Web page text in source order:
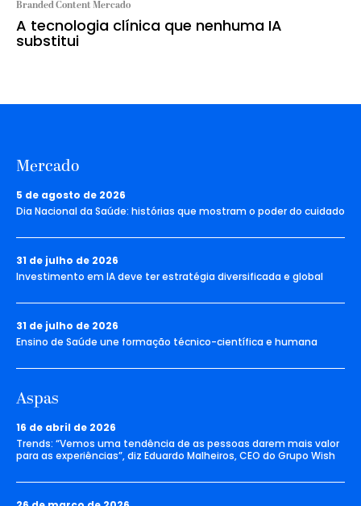
Branded Content Mercado
A tecnologia clínica que nenhuma IA
substitui
Mercado
5 de agosto de 2026
Dia Nacional da Saúde: histórias que mostram o poder do cuidado
31 de julho de 2026
Investimento em IA deve ter estratégia diversificada e global
31 de julho de 2026
Ensino de Saúde une formação técnico-científica e humana
Aspas
16 de abril de 2026
Trends: “Vemos uma tendência de as pessoas darem mais valor
para as experiências”, diz Eduardo Malheiros, CEO do Grupo Wish